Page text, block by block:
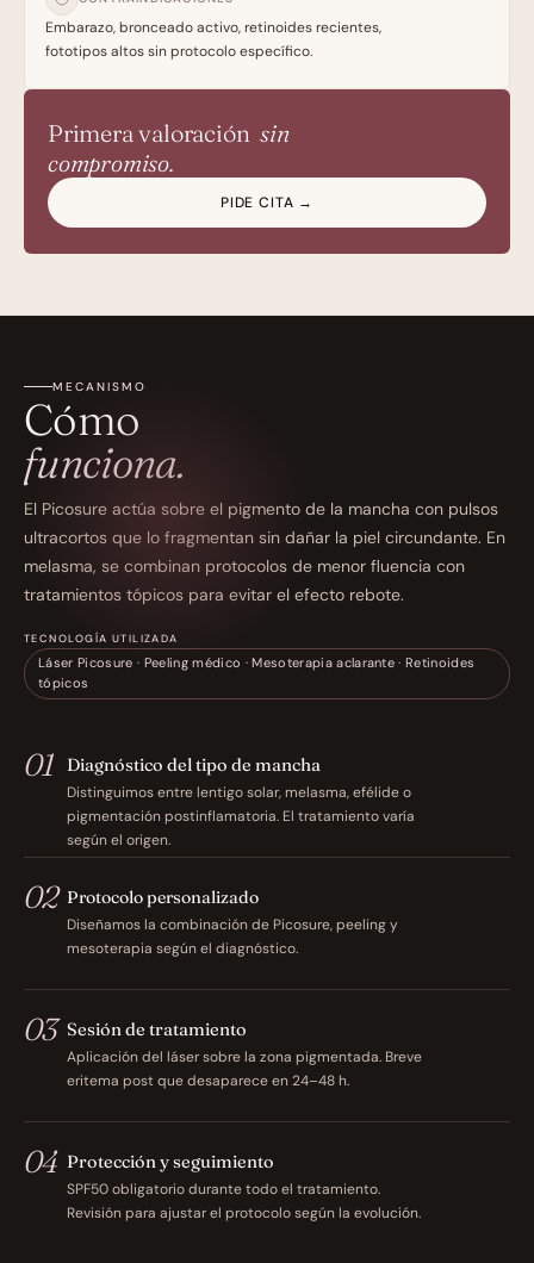
Embarazo, bronceado activo, retinoides recientes,
fototipos altos sin protocolo específico.
Primera valoración sin
compromiso.
PIDE CITA →
MECANISMO
Cómo
funciona.
El Picosure actúa sobre el pigmento de la mancha con pulsos
ultracortos que lo fragmentan sin dañar la piel circundante. En
melasma, se combinan protocolos de menor fluencia con
tratamientos tópicos para evitar el efecto rebote.
TECNOLOGÍA UTILIZADA
Láser Picosure · Peeling médico · Mesoterapia aclarante · Retinoides
tópicos
01 Diagnóstico del tipo de mancha
Distinguimos entre lentigo solar, melasma, efélide o
pigmentación postinflamatoria. El tratamiento varía
según el origen.
02 Protocolo personalizado
Diseñamos la combinación de Picosure, peeling y
mesoterapia según el diagnóstico.
03 Sesión de tratamiento
Aplicación del láser sobre la zona pigmentada. Breve
eritema post que desaparece en 24–48 h.
04 Protección y seguimiento
SPF50 obligatorio durante todo el tratamiento.
Revisión para ajustar el protocolo según la evolución.